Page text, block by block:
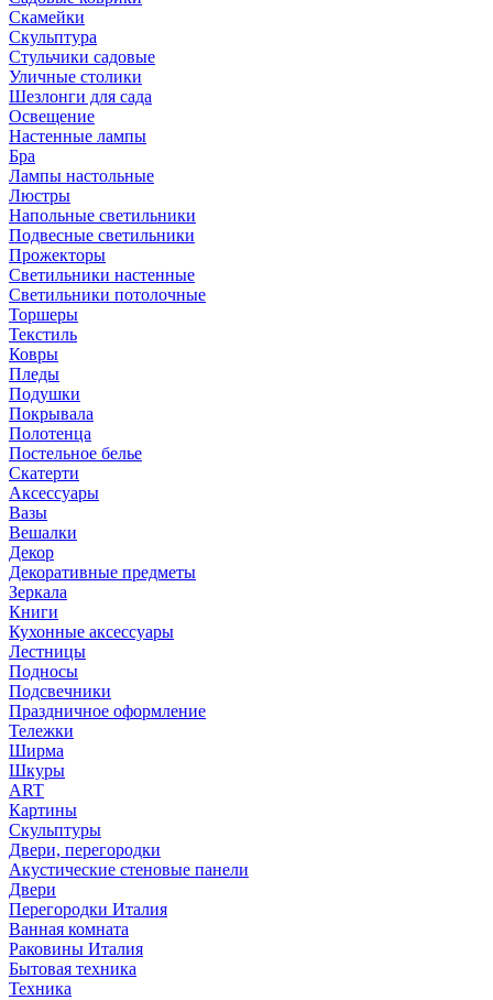
Скамейки
Скульптура
Стульчики садовые
Уличные столики
Шезлонги для сада
Освещение
Hастенные лампы
Бра
Лампы настольные
Люстры
Напольные светильники
Подвесные светильники
Прожекторы
Светильники настенные
Светильники потолочные
Торшеры
Текстиль
Ковры
Пледы
Подушки
Покрывала
Полотенца
Постельное белье
Скатерти
Аксессуары
Вазы
Вешалки
Декор
Декоративные предметы
Зеркала
Книги
Кухонные аксессуары
Лестницы
Подносы
Подсвечники
Праздничное оформление
Тележки
Ширма
Шкуры
ART
Картины
Скульптуры
Двери, перегородки
Акустические стеновые панели
Двери
Перегородки Италия
Ванная комната
Раковины Италия
Бытовая техника
Техника